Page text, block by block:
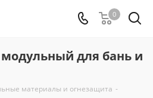
0
для бань и
материалы и огнезащита -